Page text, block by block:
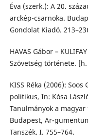
Éva (szerk.): A 20.
arckép-csarnoka.
Gondolat Kiadó.
HAVAS Gábor –
Szövetség története.
KISS Réka (2006):
politikus, In: Kósa
Tanulmányok a
Budapest, Ar-
Tanszék. I. 755–764.